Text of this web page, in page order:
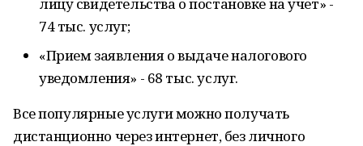
74 тыс. услуг;
«Прием заявления о выдаче налогового
уведомления» - 68 тыс. услуг.
Все популярные услуги можно получать
дистанционно через интернет, без личного